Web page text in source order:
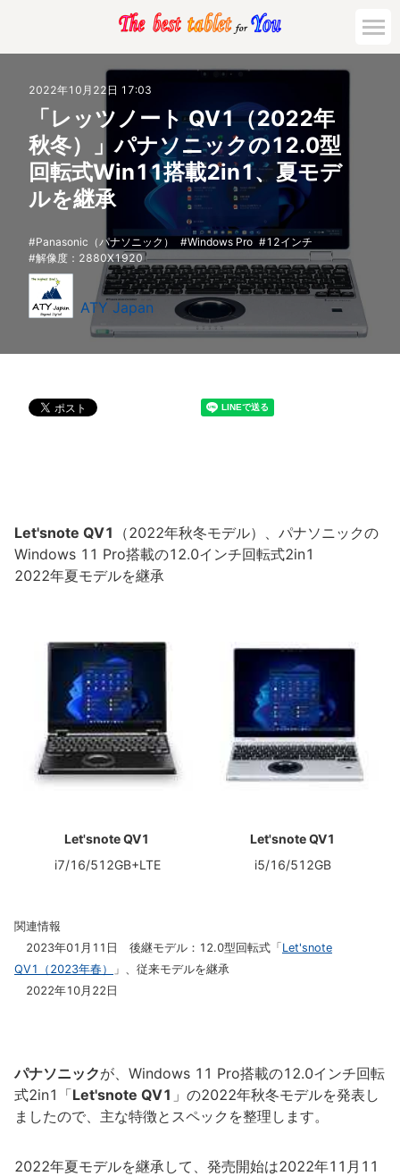
2022年10月22日 17:03
「レッツノート QV1（2022年
秋冬）」パナソニックの12.0型
回転式Win11搭載2in1、夏モデ
ルを継承
Panasonic（パナソニック） Windows Pro
12インチ
解像度：2880X1920
ATY Japan
Let'snote QV1
（2022年秋冬モデル）、パナソニックの
Windows 11 Pro搭載の12.0インチ回転式2in1
2022年夏モデルを継承
Let'snote QV1
i7/16/512GB+LTE
Let'snote QV1
i5/16/512GB
関連情報
2023年01月11日 後継モデル：12.0型回転式「 Let'snote
QV1（2023年春）
」、従来モデルを継承
2022年10月22日
パナソニックが、Windows 11 Pro搭載の12.0インチ回転
式2in1「Let'snote QV1 」の2022年秋冬モデルを発表し
ましたので、主な特徴とスペックを整理します。
2022年夏モデルを継承して、発売開始は2022年11月11